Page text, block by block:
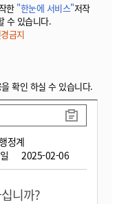
한 "한눈에 서비스"저작
수 있습니다.
금지
확인 하실 수 있습니다.
정계
2025-02-06
니까?